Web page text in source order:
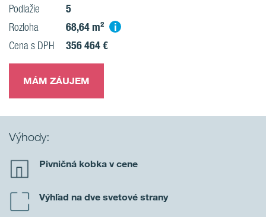
Podlažie 5
Rozloha 68,64 m² i
Cena s DPH 356 464 €
MÁM ZÁUJEM
Výhody:
Pivničná kobka v cene
Výhľad na dve svetové strany